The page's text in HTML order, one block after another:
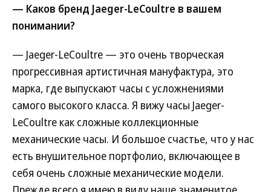
— Каков бренд Jaeger-LeCoultre в вашем
понимании?
— Jaeger-LeCoultre — это очень творческая
прогрессивная артистичная мануфактура, это
марка, где выпускают часы с усложнениями
самого высокого класса. Я вижу часы Jaeger-
LeCoultre как сложные коллекционные
механические часы. И большое счастье, что у нас
есть внушительное портфолио, включающее в
себя очень сложные механические модели.